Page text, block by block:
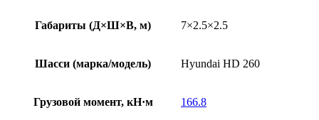
Габариты (Д×Ш×В, м) 7×2.5×2.5
Шасси (марка/модель) Hyundai HD 260
Грузовой момент, кН·м 166.8